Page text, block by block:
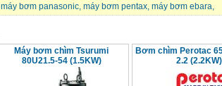
máy bơm panasonic, máy bơm pentax, máy bơm ebara,
Máy bơm chìm Tsurumi
80U21.5-54 (1.5KW)
Bơm chìm Perotac
2.2 (2.2KW)